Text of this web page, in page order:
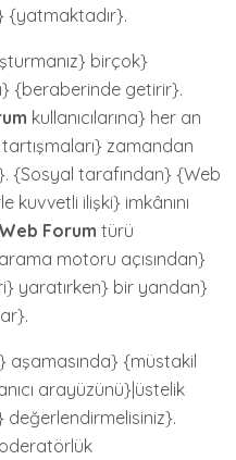
{yatmaktadır}.
birçok}
{beraberinde getirir}.
kullanıcılarına} her an
zamandan
{Sosyal tarafından} {Web
kuvvetli ilişki} imkânını
Web Forum türü
motoru açısından}
yaratırken} bir yandan}
aşamasında} {müstakil
arayüzünü}|üstelik
değerlendirmelisiniz}.